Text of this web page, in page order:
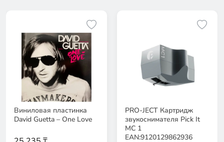
Виниловая пластинка
David Guetta – One Love
PRO-JECT Картридж
звукоснимателя Pick It
MC 1
EAN:9120129862936